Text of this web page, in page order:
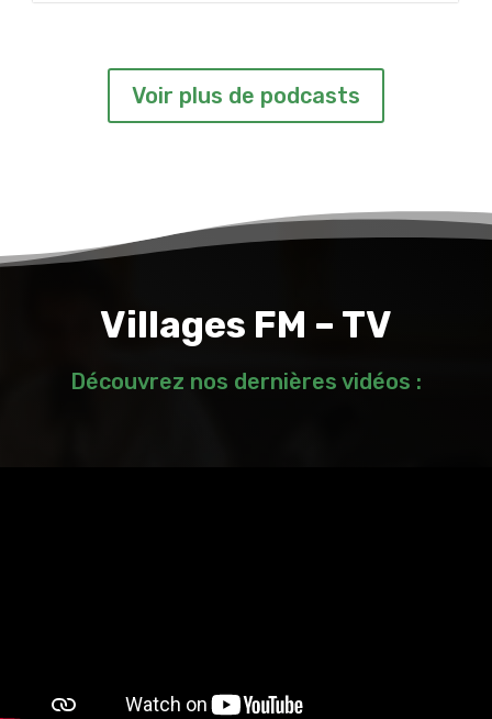
Voir plus de podcasts
Villages FM – TV
Découvrez nos dernières vidéos :